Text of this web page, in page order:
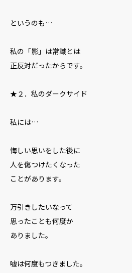
というのも…
私の「影」は常識とは
正反対だったからです。
★２．私のダークサイド
私には…
悔しい思いをした後に
人を傷つけたくなった
ことがあります。
万引きしたいなって
思ったことも何度か
ありました。
嘘は何度もつきました。